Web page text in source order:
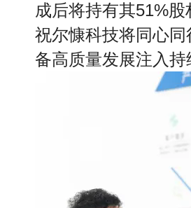
成后将持有其51%
祝尔慷科技将同心
备高质量发展注入